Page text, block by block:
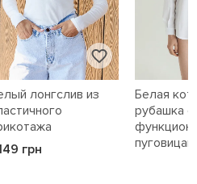
лонгслив из
грн
Белая
рубашка с